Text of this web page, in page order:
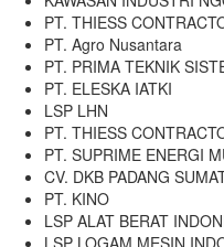
PT. THIESS
PT. Agro Nusantara
PT. PRIMA TEKNIK
PT. ELESKA IATKI
LSP LHN
PT. THIESS
PT. SUPRIME ENERGI
CV. DKB PADANG
PT. KINO
LSP ALAT BERAT